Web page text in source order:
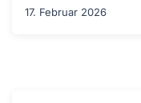
17. Februar 2026